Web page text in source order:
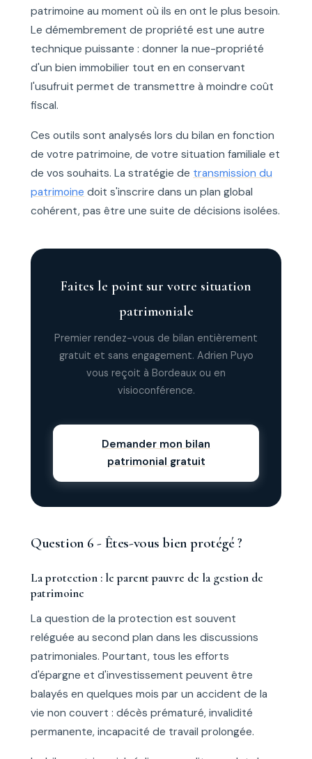
patrimoine au moment où ils en ont le plus besoin.
Le démembrement de propriété est une autre
technique puissante : donner la nue-propriété
d'un bien immobilier tout en en conservant
l'usufruit permet de transmettre à moindre coût
fiscal.
Ces outils sont analysés lors du bilan en fonction
de votre patrimoine, de votre situation familiale et
de vos souhaits. La stratégie de transmission du
patrimoine doit s'inscrire dans un plan global
cohérent, pas être une suite de décisions isolées.
Faites le point sur votre situation
patrimoniale
Premier rendez-vous de bilan entièrement
gratuit et sans engagement. Adrien Puyo
vous reçoit à Bordeaux ou en
visioconférence.
Demander mon bilan
patrimonial gratuit
Question 6 - Êtes-vous bien protégé ?
La protection : le parent pauvre de la gestion de
patrimoine
La question de la protection est souvent
reléguée au second plan dans les discussions
patrimoniales. Pourtant, tous les efforts
d'épargne et d'investissement peuvent être
balayés en quelques mois par un accident de la
vie non couvert : décès prématuré, invalidité
permanente, incapacité de travail prolongée.